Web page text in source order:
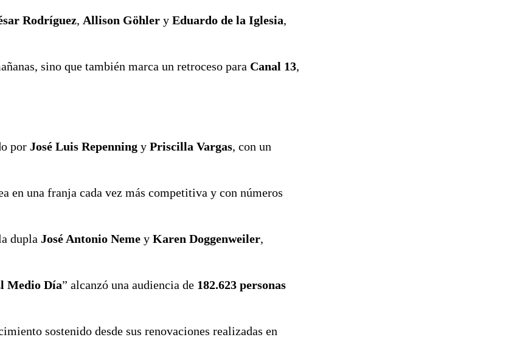
Rodríguez, Allison Göhler y Eduardo de la Iglesia,
sino que también marca un retroceso para Canal 13,
por José Luis Repenning y Priscilla Vargas, con un
en una franja cada vez más competitiva y con números
dupla José Antonio Neme y Karen Doggenweiler,
Medio Día” alcanzó una audiencia de 182.623 personas
sostenido desde sus renovaciones realizadas en